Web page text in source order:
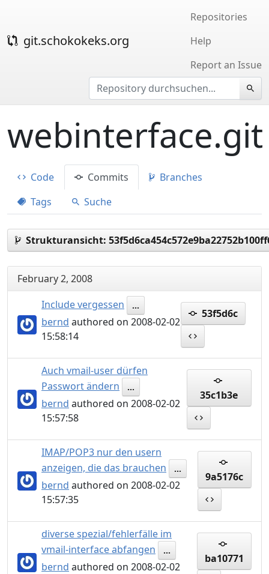
git.schokokeks.org
Repositories
Help
Report an Issue
webinterface.git
Code Commits
Branches
Tags
Suche
Strukturansicht:
February 2, 2008
Include vergessen
...
bernd authored on 2008-02-02
15:58:14
53f5d6c
Auch vmail-user dürfen
Passwort ändern
...
bernd authored on 2008-02-02
15:57:58
35c1b3e
IMAP/POP3 nur den usern
anzeigen, die das brauchen
...
bernd authored on 2008-02-02
15:57:35
9a5176c
diverse spezial/fehlerfälle im
vmail-interface abfangen
...
bernd authored on 2008-02-02
ba10771